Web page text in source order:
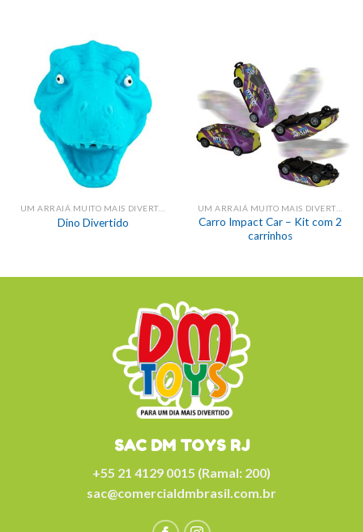
UM ARRAIÁ MUITO MAIS DIVERTIDO!
Dino Divertido
UM ARRAIÁ MUITO MAIS DIVERTIDO!
Carro Impact Car – Kit com 2
carrinhos
SAC DM TOYS RJ
+55 21 4129 0015 (Ramal: 200)
sac@comercialdmbrasil.com.br